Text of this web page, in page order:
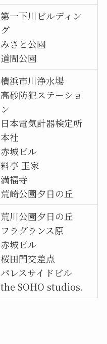
第一下川ビルディン
グ
みさと公園
道間公園
横浜市川浄水場
高砂防犯ステーショ
ン
日本電気計器検定所
本社
赤城ビル
料亭 玉家
満福寺
荒崎公園夕日の丘
荒川公園夕日の丘
フラグランス原
赤城ビル
桜田門交差点
パレスサイドビル
the SOHO studios.